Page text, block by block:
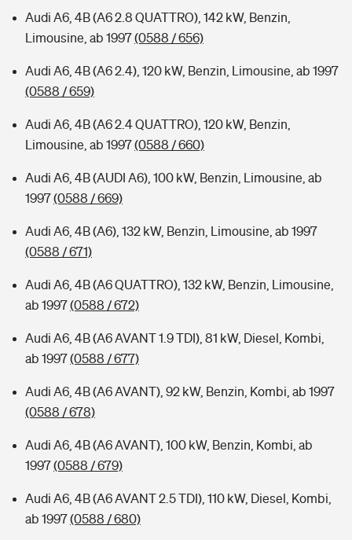
Audi A6, 4B (A6 2.8 QUATTRO), 142 kW, Benzin,
Limousine, ab 1997(0588 / 656)
Audi A6, 4B (A6 2.4), 120 kW, Benzin, Limousine, ab 1997
(0588 / 659)
Audi A6, 4B (A6 2.4 QUATTRO), 120 kW, Benzin,
Limousine, ab 1997(0588 / 660)
Audi A6, 4B (AUDI A6), 100 kW, Benzin, Limousine, ab
1997(0588 / 669)
Audi A6, 4B (A6), 132 kW, Benzin, Limousine, ab 1997
(0588 / 671)
Audi A6, 4B (A6 QUATTRO), 132 kW, Benzin, Limousine,
ab 1997(0588 / 672)
Audi A6, 4B (A6 AVANT 1.9 TDI), 81 kW, Diesel, Kombi,
ab 1997(0588 / 677)
Audi A6, 4B (A6 AVANT), 92 kW, Benzin, Kombi, ab 1997
(0588 / 678)
Audi A6, 4B (A6 AVANT), 100 kW, Benzin, Kombi, ab
1997(0588 / 679)
Audi A6, 4B (A6 AVANT 2.5 TDI), 110 kW, Diesel, Kombi,
ab 1997(0588 / 680)